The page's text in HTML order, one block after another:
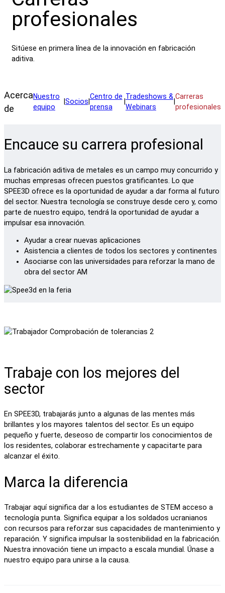
profesionales
Sitúese en primera línea de la innovación en fabricación
aditiva.
Acerca
de
Nuestro
equipo
Socios|
Centro de
prensa
Tradeshows &
Webinars
Carreras
profesionales
Encauce su carrera profesional
La fabricación aditiva de metales es un campo muy concurrido y
muchas empresas ofrecen puestos gratificantes. Lo que
SPEE3D ofrece es la oportunidad de ayudar a dar forma al futuro
del sector. Nuestra tecnología se construye desde cero y, como
parte de nuestro equipo, tendrá la oportunidad de ayudar a
impulsar esa innovación.
Ayudar a crear nuevas aplicaciones
Asistencia a clientes de todos los sectores y continentes
Asociarse con las universidades para reforzar la mano de
obra del sector AM
Trabaje con los mejores del
sector
En SPEE3D, trabajarás junto a algunas de las mentes más
brillantes y los mayores talentos del sector. Es un equipo
pequeño y fuerte, deseoso de compartir los conocimientos de
los residentes, colaborar estrechamente y capacitarte para
alcanzar el éxito.
Marca la diferencia
Trabajar aquí significa dar a los estudiantes de STEM acceso a
tecnología punta. Significa equipar a los soldados ucranianos
con recursos para reforzar sus capacidades de mantenimiento y
reparación. Y significa impulsar la sostenibilidad en la fabricación.
Nuestra innovación tiene un impacto a escala mundial. Únase a
nuestro equipo para unirse a la causa.